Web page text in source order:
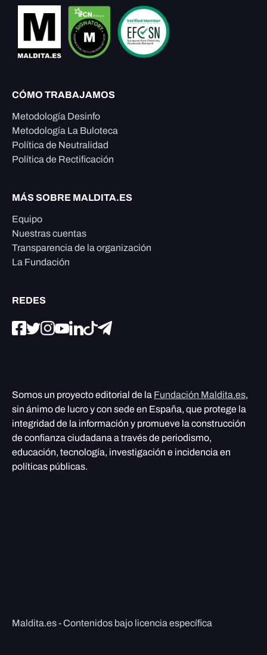
CÓMO TRABAJAMOS
Metodología Desinfo
Metodología La Buloteca
Política de Neutralidad
Política de Rectificación
MÁS SOBRE MALDITA.ES
Equipo
Nuestras cuentas
Transparencia de la organización
La Fundación
REDES
Somos un proyecto editorial de la Fundación Maldita.es,
sin ánimo de lucro y con sede en España, que protege la
integridad de la información y promueve la construcción
de confianza ciudadana a través de periodismo,
educación, tecnología, investigación e incidencia en
políticas públicas.
Maldita.es - Contenidos bajo licencia específica